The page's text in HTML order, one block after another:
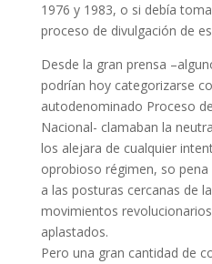
1976 y 1983, o si debía
proceso de divulgación de
Desde la gran prensa
podrían hoy categorizarse
autodenominado Proceso
Nacional- clamaban la
los alejara de cualquier
oprobioso régimen, so
a las posturas cercanas de
movimientos
aplastados.
Pero una gran cantidad de